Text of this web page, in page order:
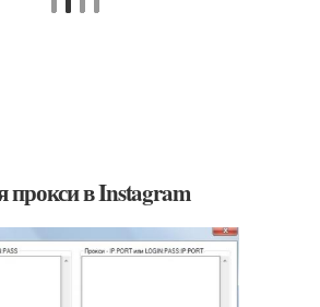
прокси в Instagram